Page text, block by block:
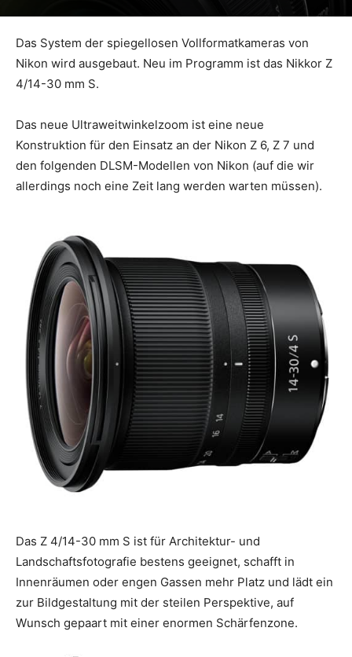
Das System der spiegellosen Vollformatkameras von
Nikon wird ausgebaut. Neu im Programm ist das Nikkor Z
4/14-30 mm S.
Das neue Ultraweitwinkelzoom ist eine neue
Konstruktion für den Einsatz an der Nikon Z 6, Z 7 und
den folgenden DLSM-Modellen von Nikon (auf die wir
allerdings noch eine Zeit lang werden warten müssen).
Das Z 4/14-30 mm S ist für Architektur- und
Landschaftsfotografie bestens geeignet, schafft in
Innenräumen oder engen Gassen mehr Platz und lädt ein
zur Bildgestaltung mit der steilen Perspektive, auf
Wunsch gepaart mit einer enormen Schärfenzone.